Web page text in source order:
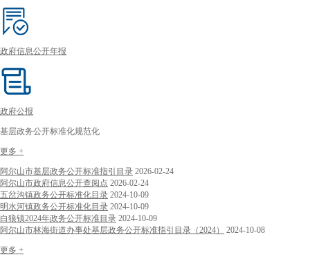
政府信息公开年报
政府公报
基层政务公开标准化规范化
更多 +
阿尔山市基层政务公开标准指引目录 2026-02-24
阿尔山市政府信息公开查阅点 2026-02-24
五岔沟镇政务公开标准化目录 2024-10-09
明水河镇政务公开标准化目录 2024-10-09
白狼镇2024年政务公开标准目录 2024-10-09
阿尔山市林海街道办事处基层政务公开标准指引目录（2024）
2024-10-08
更多 +